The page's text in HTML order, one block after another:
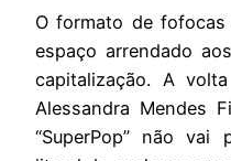
O formato de
espaço arrendado
capitalização. A
Alessandra Mendes
“SuperPop” não vai